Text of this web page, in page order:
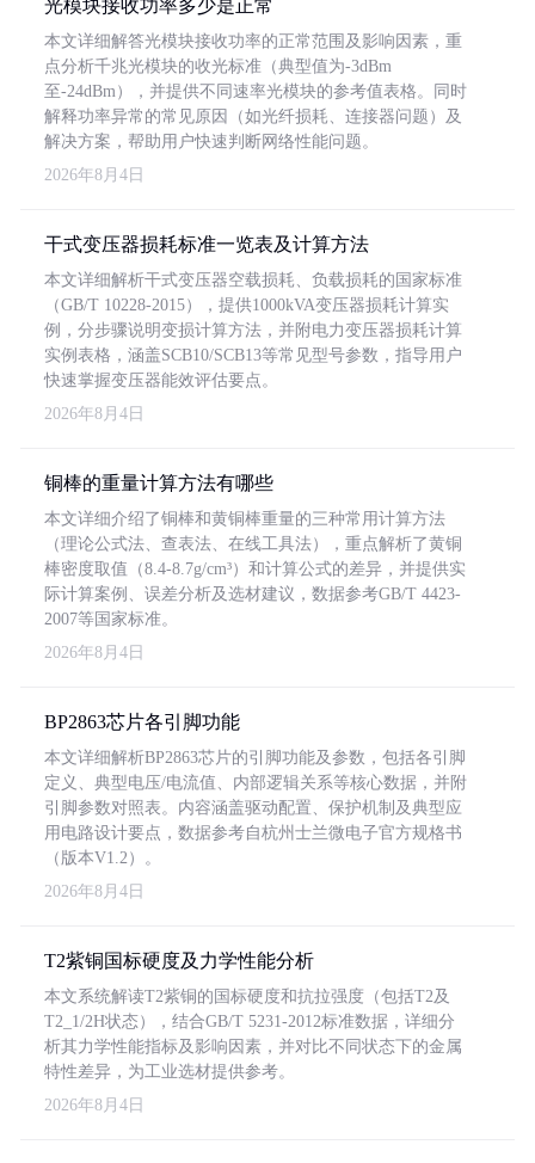
光模块接收功率多少是正常
本文详细解答光模块接收功率的正常范围及影响因素，重
点分析千兆光模块的收光标准（典型值为-3dBm
至-24dBm），并提供不同速率光模块的参考值表格。同时
解释功率异常的常见原因（如光纤损耗、连接器问题）及
解决方案，帮助用户快速判断网络性能问题。
2026年8月4日
干式变压器损耗标准一览表及计算方法
本文详细解析干式变压器空载损耗、负载损耗的国家标准
（GB/T 10228-2015），提供1000kVA变压器损耗计算实
例，分步骤说明变损计算方法，并附电力变压器损耗计算
实例表格，涵盖SCB10/SCB13等常见型号参数，指导用户
快速掌握变压器能效评估要点。
2026年8月4日
铜棒的重量计算方法有哪些
本文详细介绍了铜棒和黄铜棒重量的三种常用计算方法
（理论公式法、查表法、在线工具法），重点解析了黄铜
棒密度取值（8.4-8.7g/cm³）和计算公式的差异，并提供实
际计算案例、误差分析及选材建议，数据参考GB/T 4423-
2007等国家标准。
2026年8月4日
BP2863芯片各引脚功能
本文详细解析BP2863芯片的引脚功能及参数，包括各引脚
定义、典型电压/电流值、内部逻辑关系等核心数据，并附
引脚参数对照表。内容涵盖驱动配置、保护机制及典型应
用电路设计要点，数据参考自杭州士兰微电子官方规格书
（版本V1.2）。
2026年8月4日
T2紫铜国标硬度及力学性能分析
本文系统解读T2紫铜的国标硬度和抗拉强度（包括T2及
T2_1/2H状态），结合GB/T 5231-2012标准数据，详细分
析其力学性能指标及影响因素，并对比不同状态下的金属
特性差异，为工业选材提供参考。
2026年8月4日